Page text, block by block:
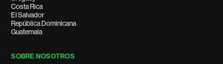
Costa Rica
El Salvador
República Dominicana
Guatemala
SOBRE NOSOTROS